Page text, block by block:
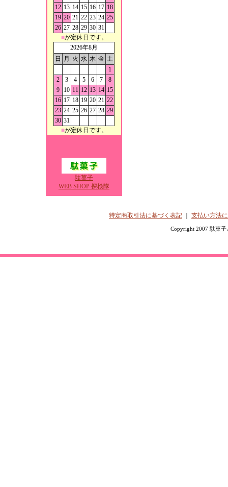
12 13 14 15 16 17 18
19 20 21 22 23 24 25
26 27 28 29 30 31
■が定休日です。
2026年8月
日
月 火 水 木 金 土
1
2
3 4 5 6 7
8
9
10 11 12 13 14 15
16 17 18 19 20 21 22
23 24 25 26 27 28 29
30 31
■が定休日です。
駄菓子
WEB SHOP 探検隊
特定商取引法に基づく表記 支払い方法
Copyright 2007 駄菓